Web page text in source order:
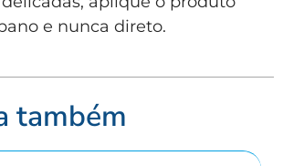
e nunca direto.
também